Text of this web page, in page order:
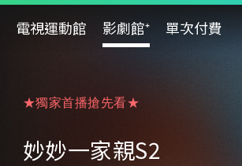
電視運動館 影劇館⁺ 單次付費
★獨家首播搶先看★
妙妙一家親S2